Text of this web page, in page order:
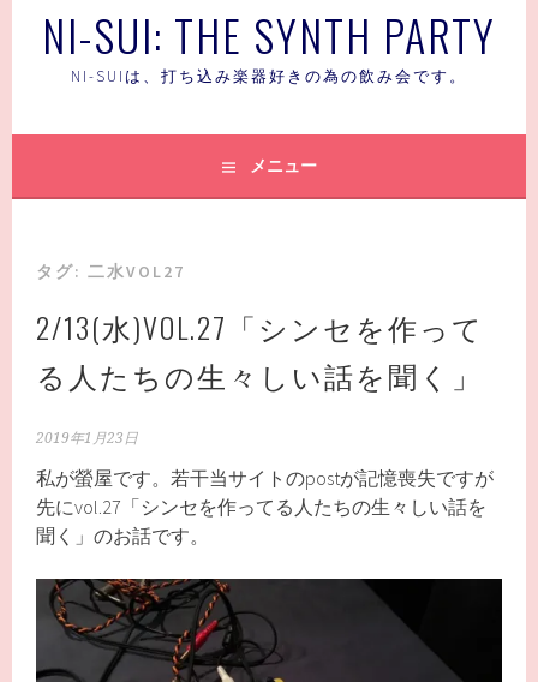
NI-SUI: THE SYNTH PARTY
NI-SUIは、打ち込み楽器好きの為の飲み会です。
メニュー
タグ:二水VOL27
2/13(水)VOL.27「シンセを作って
る人たちの生々しい話を聞く」
2019年1月23日
私が螢屋です。若干当サイトのpostが記憶喪失ですが
先にvol.27「シンセを作ってる人たちの生々しい話を
聞く」のお話です。